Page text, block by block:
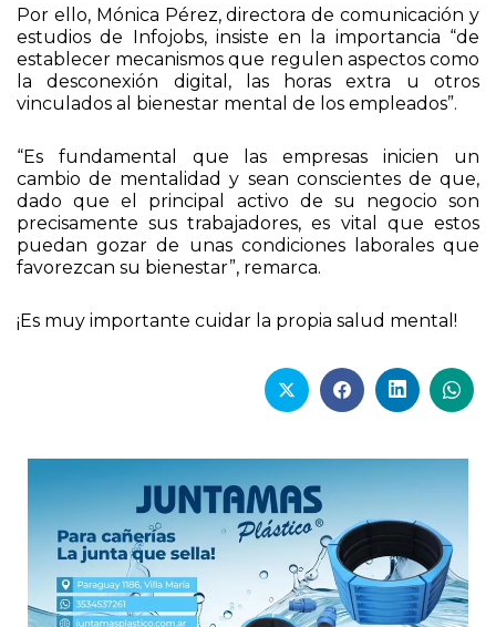
Por ello, Mónica Pérez, directora de comunicación y
estudios de Infojobs, insiste en la importancia “de
establecer mecanismos que regulen aspectos como
la desconexión digital, las horas extra u otros
“Es fundamental que las empresas inicien un
cambio de mentalidad y sean conscientes de que,
dado que el principal activo de su negocio son
precisamente sus trabajadores, es vital que estos
puedan gozar de unas condiciones laborales que